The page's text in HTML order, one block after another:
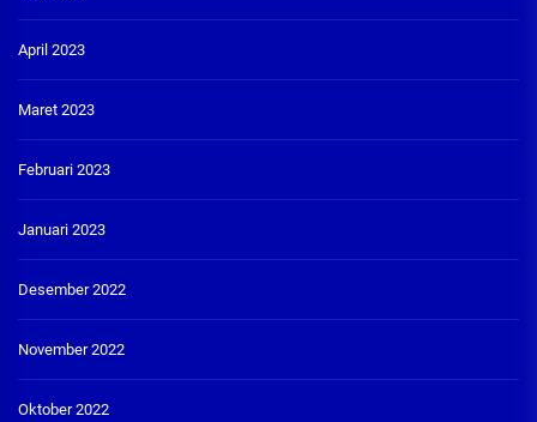
April 2023
Maret 2023
Februari 2023
Januari 2023
Desember 2022
November 2022
Oktober 2022